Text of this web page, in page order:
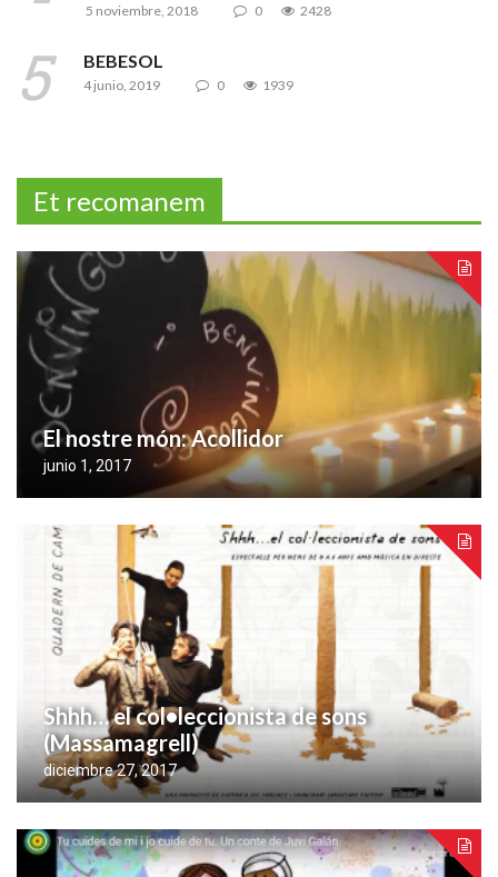
5 noviembre, 2018 0 2428
BEBESOL
4 junio, 2019 0 1939
Et recomanem
El nostre món: Acollidor
junio 1, 2017
Shhh… el col•leccionista de sons
(Massamagrell)
diciembre 27, 2017